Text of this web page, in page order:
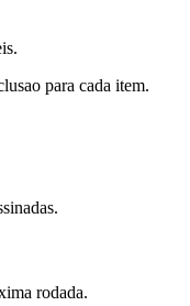
para cada item.
rodada.